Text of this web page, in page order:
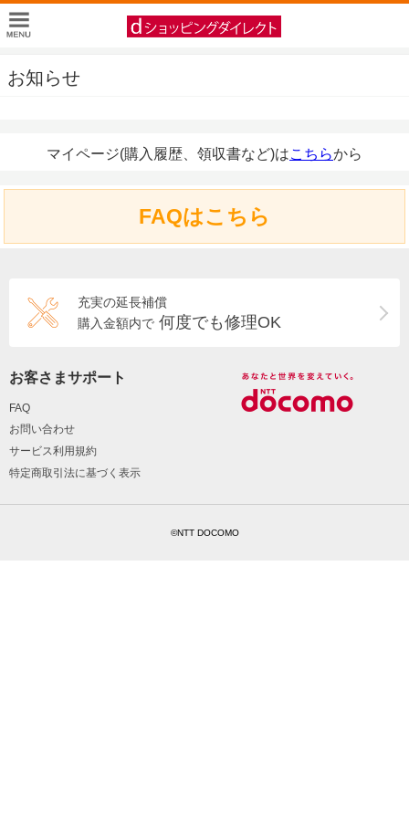
お知らせ
マイページ(購入履歴、領収書など)はこちらから
FAQはこちら
充実の延長補償
購入金額内で 何度でも修理OK
お客さまサポート
FAQ
お問い合わせ
サービス利用規約
特定商取引法に基づく表示
©NTT DOCOMO